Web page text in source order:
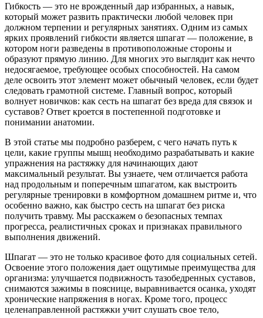
Гибкость — это не врожденный дар избранных, а навык,
который может развить практически любой человек при
должном терпении и регулярных занятиях. Одним из самых
ярких проявлений гибкости является шпагат — положение, в
котором ноги разведены в противоположные стороны и
образуют прямую линию. Для многих это выглядит как нечто
недосягаемое, требующее особых способностей. На самом
деле освоить этот элемент может обычный человек, если будет
следовать грамотной системе. Главный вопрос, который
волнует новичков: как сесть на шпагат без вреда для связок и
суставов? Ответ кроется в постепенной подготовке и
понимании анатомии.
В этой статье мы подробно разберем, с чего начать путь к
цели, какие группы мышц необходимо разрабатывать и какие
упражнения на растяжку для начинающих дают
максимальный результат. Вы узнаете, чем отличается работа
над продольным и поперечным шпагатом, как выстроить
регулярные тренировки в комфортном домашнем ритме и, что
особенно важно, как быстро сесть на шпагат без риска
получить травму. Мы расскажем о безопасных темпах
прогресса, реалистичных сроках и признаках правильного
выполнения движений.
Шпагат — это не только красивое фото для социальных сетей.
Освоение этого положения дает ощутимые преимущества для
организма: улучшается подвижность тазобедренных суставов,
снимаются зажимы в пояснице, выравнивается осанка, уходят
хронические напряжения в ногах. Кроме того, процесс
целенаправленной растяжки учит слушать свое тело,